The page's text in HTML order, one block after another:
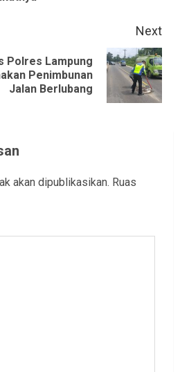
Next
Polres Lampung
Penimbunan
Jalan Berlubang
akan dipublikasikan. Ruas